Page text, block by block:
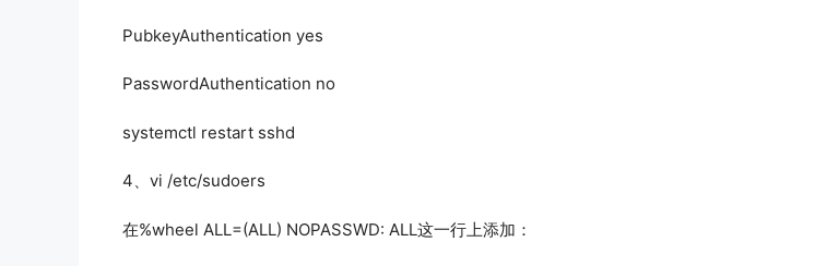
PubkeyAuthentication yes
PasswordAuthentication no
systemctl restart sshd
4、vi /etc/sudoers
在%wheel ALL=(ALL) NOPASSWD: ALL这一行上添加：